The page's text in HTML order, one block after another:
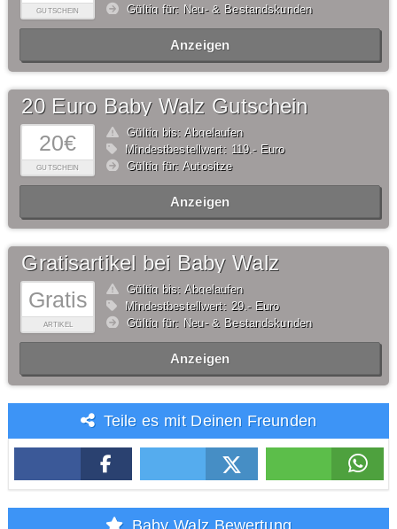
GUTSCHEIN
Gültig für: Neu- & Bestandskunden
Anzeigen
20€
GUTSCHEIN
20 Euro Baby Walz Gutschein
Gültig bis: Abgelaufen
Mindestbestellwert: 119,- Euro
Gültig für: Autositze
Anzeigen
Gratis
ARTIKEL
Gratisartikel bei Baby Walz
Gültig bis: Abgelaufen
Mindestbestellwert: 29,- Euro
Gültig für: Neu- & Bestandskunden
Anzeigen
Teile es mit Deinen Freunden
Baby Walz Bewertung